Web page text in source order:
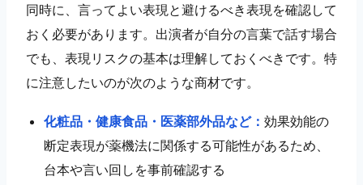
同時に、言ってよい表現と避けるべき表現を確認して
おく必要があります。出演者が自分の言葉で話す場合
でも、表現リスクの基本は理解しておくべきです。特
に注意したいのが次のような商材です。
化粧品・健康食品・医薬部外品など：効果効能の
断定表現が薬機法に関係する可能性があるため、
台本や言い回しを事前確認する